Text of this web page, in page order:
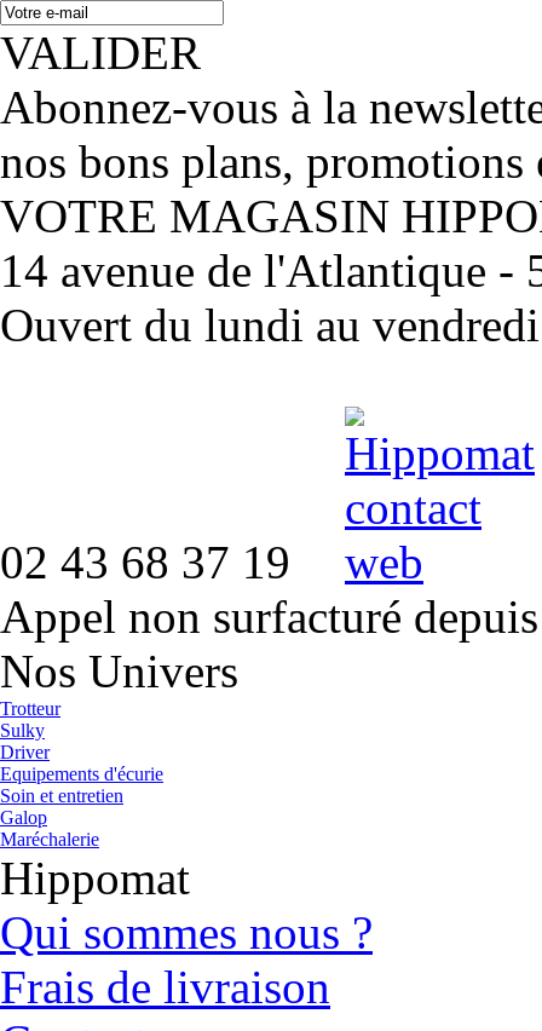
VALIDER
Abonnez-vous à la
nos bons plans, promotions
VOTRE MAGASIN
14 avenue de l'Atlantique -
Ouvert du lundi au
02 43 68 37 19
Appel non surfacturé
Nos Univers
Trotteur
Sulky
Driver
Equipements d'écurie
Soin et entretien
Galop
Maréchalerie
Hippomat
Qui sommes nous ?
Frais de livraison